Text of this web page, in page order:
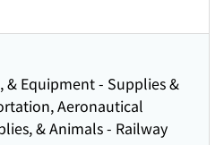
& Equipment - Supplies &
Aeronautical
& Animals - Railway